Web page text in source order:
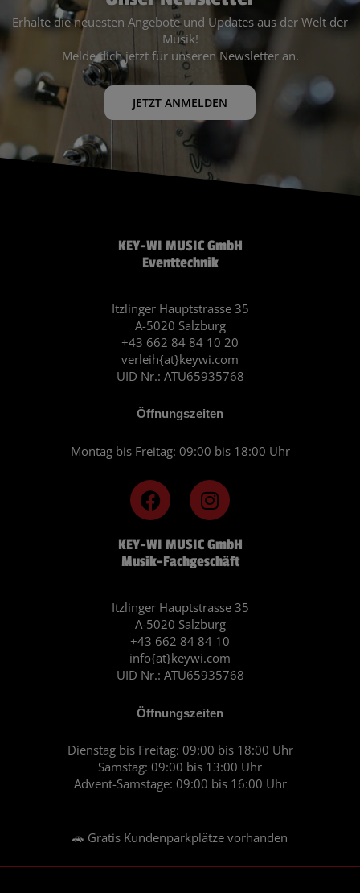
Erhalte die neuesten Angebote und Updates aus der Welt der
Musik!
Melde dich jetzt für unseren Newsletter an.
JETZT ANMELDEN
KEY-WI MUSIC GmbH
Musik-Fachgeschäft
Itzlinger Hauptstrasse 35
A-5020 Salzburg
+43 662 84 84 10
info{at}keywi.com
UID Nr.: ATU65935768
Öffnungszeiten
Dienstag bis Freitag: 09:00 bis 18:00 Uhr
Samstag: 09:00 bis 13:00 Uhr
Advent-Samstage: 09:00 bis 16:00 Uhr
🚗 Gratis Kundenparkplätze vorhanden
F
a
c
e
b
o
k
I
n
s
t
a
r
a
m
KEY-WI MUSIC GmbH
Eventtechnik
Itzlinger Hauptstrasse 35
A-5020 Salzburg
+43 662 84 84 10 20
verleih{at}keywi.com
UID Nr.: ATU65935768
Öffnungszeiten
Montag bis Freitag: 09:00 bis 18:00 Uhr